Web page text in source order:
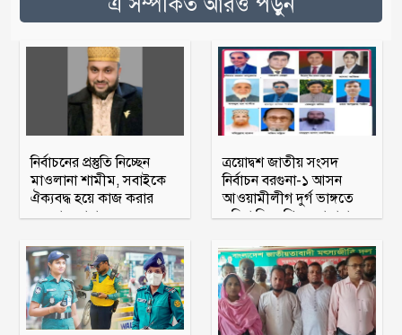
নির্বাচনের প্রস্তুতি নিচ্ছেন
মাওলানা শামীম, সবাইকে
ঐক্যবদ্ধ হয়ে কাজ করার
অহব্বান জানান
ত্রয়োদ্বশ জাতীয় সংসদ
নির্বাচন বরগুনা-১ আসন
আওয়ামীলীগ দুর্গ ভাঙ্গতে
মরিয়া বিএনপি ও জামায়াত